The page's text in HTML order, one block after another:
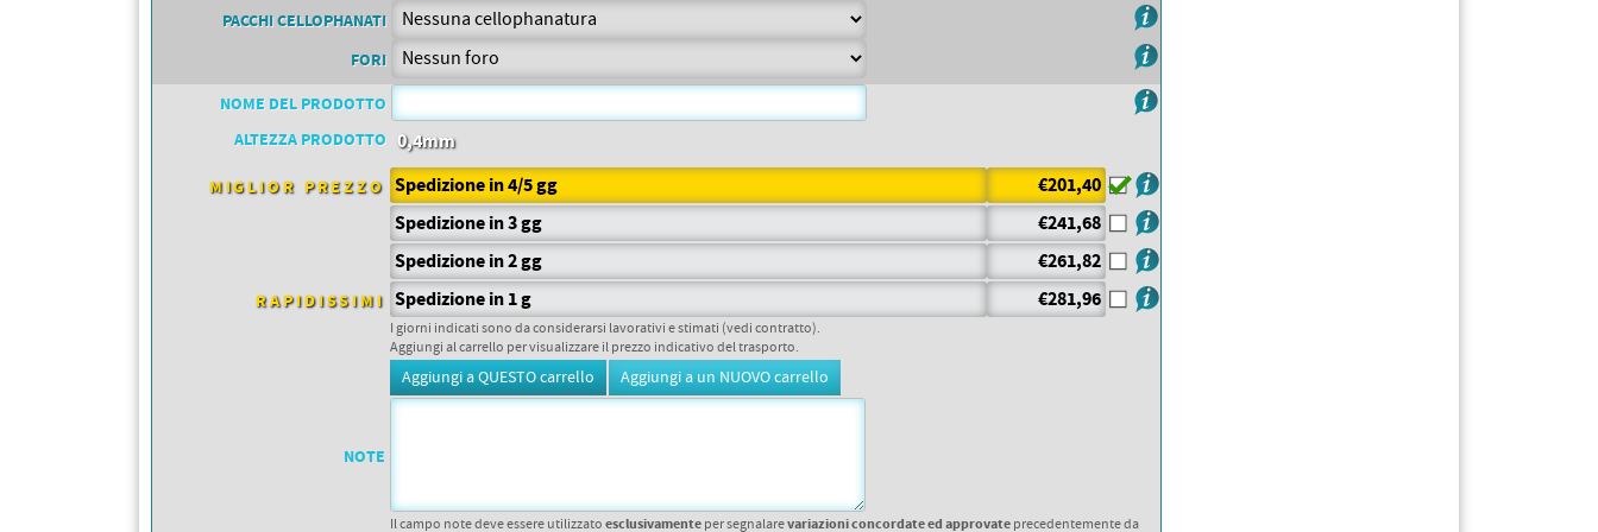
DORSALI TARGHE
NUMERI DA GARA MTB
PACCHI CELLOPHANATI
FORI
NOME DEL PRODOTTO
ALTEZZA PRODOTTO 0,4mm
MIGLIOR PREZZO Spedizione in 4/5 gg
€201,40
Spedizione in 3 gg
€241,68
Spedizione in 2 gg
€261,82
RAPIDISSIMI Spedizione in 1 g €281,96
I giorni indicati sono da considerarsi lavorativi e stimati (vedi contratto).
Aggiungi al carrello per visualizzare il prezzo indicativo del trasporto.
NOTE
Il campo note deve essere utilizzatoesclusivamenteper segnalarevariazioni concordate ed approvateprecedentemente da